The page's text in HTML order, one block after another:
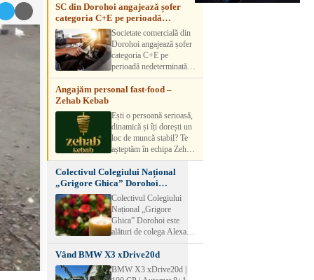
SC din Dorohoi angajează șofer
categoria C+E pe perioadă
nedeterminatăSocietate comercială din
Dorohoi angajează șofer
categoria C+E pe
perioadă nedeterminată.
Candidatul trebuie să
aibă experiență și atestat
detalii, vă rog să sunați la
numărul de telefon.
Angajăm personal fast-food –
Zehab Kebab
Ești o persoană serioasă,
dinamică și îți dorești un
loc de muncă stabil? Te
așteptăm în echipa Zehab
Kebab! Posturi
disponibile: -
SHAORMAR AJUTOR
BUCATAR 2/posturi -
LUCRATOR
COMERCIAL
VANZATOR /2 posturi
muncă Program flexibil
Salariu motivant, în
funcție de experienț
Colectivul Colegiului Național
„Grigore Ghica” Dorohoi
transmite sincere condoleanțe
Colectivul Colegiului
Național „Grigore
Ghica” Dorohoi este
alături de colega Alexa
Lăcrămioara la trecerea în
neființă a soțului și
transmite sincere
condoleanțe familiei.
Vând BMW X3 xDrive20d
BMW X3 xDrive20d |